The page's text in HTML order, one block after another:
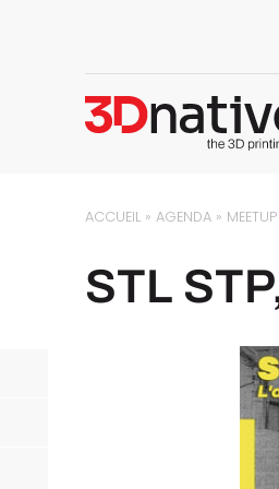
ACCUEIL »AGENDA » MEETUP
STL